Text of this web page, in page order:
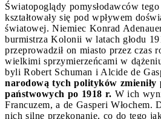
Światopoglądy pomysłodawców
kształtowały się pod wpływem
światowej. Niemiec Konrad
burmistrza Kolonii w latach głodu
przeprowadził on miasto przez czas
wielkimi sprzymierzeńcami w
byli Robert Schuman i Alcide de
narodową tych polityków zmieniły
państwowych po 1918 r. W ich
Francuzem, a de Gasperi Włochem.
nich silne przekonanie, co do tego